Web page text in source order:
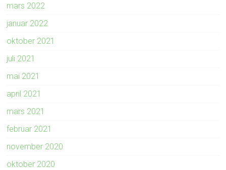
mars 2022
januar 2022
oktober 2021
juli 2021
mai 2021
april 2021
mars 2021
februar 2021
november 2020
oktober 2020